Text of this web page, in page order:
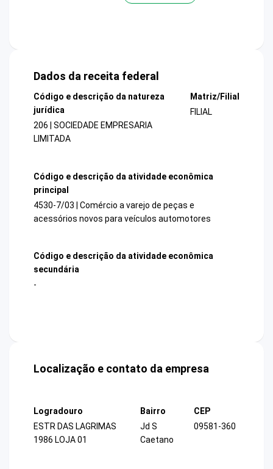
Dados da receita federal
Código e descrição da natureza
jurídica
206 | SOCIEDADE EMPRESARIA
LIMITADA
Matriz/Filial
FILIAL
Código e descrição da atividade econômica
principal
4530-7/03 | Comércio a varejo de peças e
acessórios novos para veículos automotores
Código e descrição da atividade econômica
secundária
-
Localização e contato da empresa
Logradouro
ESTR DAS LAGRIMAS
1986 LOJA 01
Bairro
Jd S
Caetano
CEP
09581-360